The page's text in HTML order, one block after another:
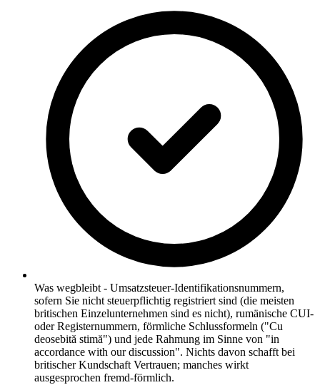
Was wegbleibt - Umsatzsteuer-Identifikationsnummern,
sofern Sie nicht steuerpflichtig registriert sind (die meisten
britischen Einzelunternehmen sind es nicht), rumänische CUI-
oder Registernummern, förmliche Schlussformeln ("Cu
deosebită stimă") und jede Rahmung im Sinne von "in
accordance with our discussion". Nichts davon schafft bei
britischer Kundschaft Vertrauen; manches wirkt
ausgesprochen fremd-förmlich.